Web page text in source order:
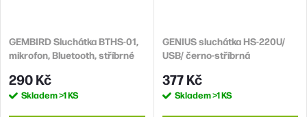
GEMBIRD Sluchátka BTHS-01,
mikrofon, Bluetooth, stříbrné
290 Kč
Skladem>1 KS
GENIUS sluchátka HS-220U/
USB/ černo-stříbrná
377 Kč
Skladem>1 KS